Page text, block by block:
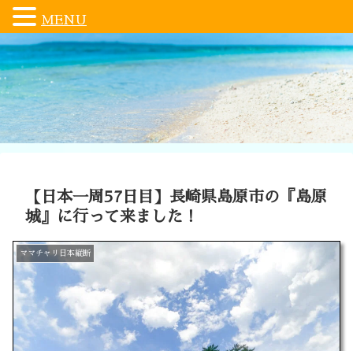
【日本一周57日目】長崎県島原市の『島原
城』に行って来ました！
ママチャリ日本縦断
MENU